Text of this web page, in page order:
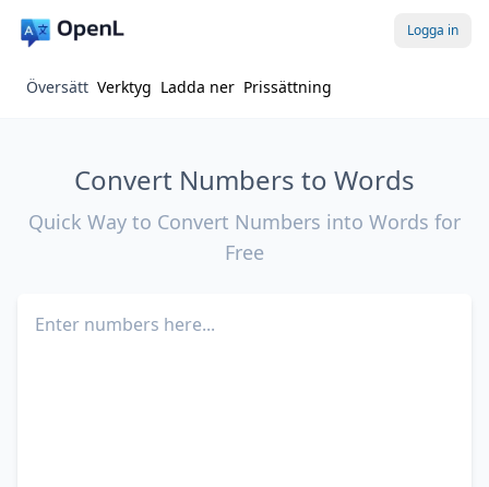
Logga in
Översätt Verktyg Ladda ner Prissättning
Convert Numbers to Words
Quick Way to Convert Numbers into Words for
Free